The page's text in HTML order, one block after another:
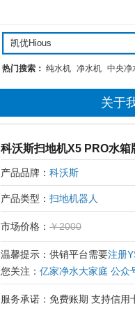
热门搜索： 纯水机 净水机 中央净
关于
科沃斯扫地机X5 PRO水箱
产品品牌： 科沃斯
产品类型： 扫地机器人
市场价格： ￥2000
温馨提示： 供销平台需要注册
您关注： 亿家净水大家庭 公众
服务承诺：免费账期 支持信用